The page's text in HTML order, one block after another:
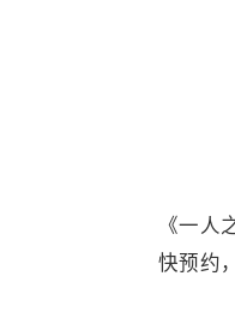
玩
《一人
快预约